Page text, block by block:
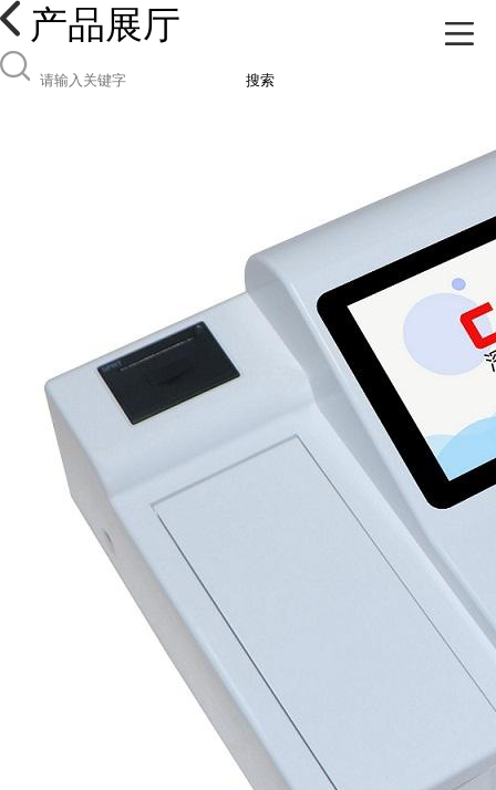
产品展厅
搜索